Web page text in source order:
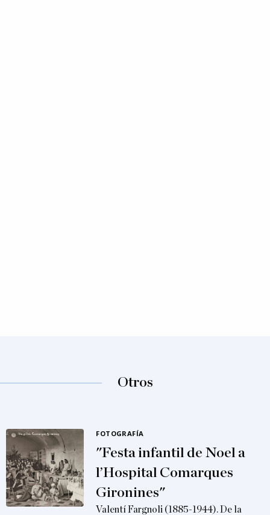
Otros
FOTOGRAFÍA
"Festa infantil de Noel a
l’Hospital Comarques
Gironines"
Valentí Fargnoli (1885-1944). De la